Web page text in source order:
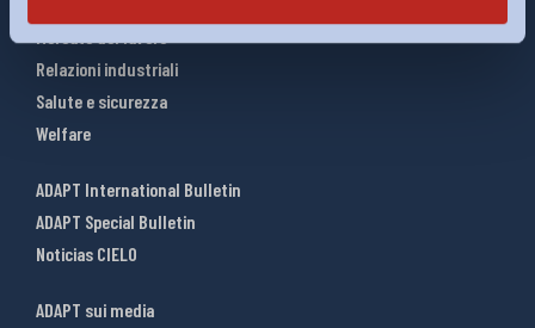
Relazioni industriali
Salute e sicurezza
Welfare
ADAPT International Bulletin
ADAPT Special Bulletin
Noticias CIELO
ADAPT sui media